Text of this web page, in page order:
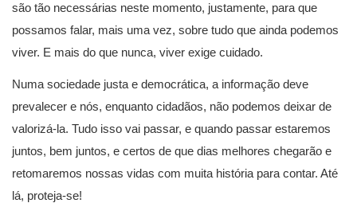
são tão necessárias neste momento, justamente, para que
possamos falar, mais uma vez, sobre tudo que ainda podemos
viver. E mais do que nunca, viver exige cuidado.
Numa sociedade justa e democrática, a informação deve
prevalecer e nós, enquanto cidadãos, não podemos deixar de
valorizá-la. Tudo isso vai passar, e quando passar estaremos
juntos, bem juntos, e certos de que dias melhores chegarão e
retomaremos nossas vidas com muita história para contar. Até
lá, proteja-se!